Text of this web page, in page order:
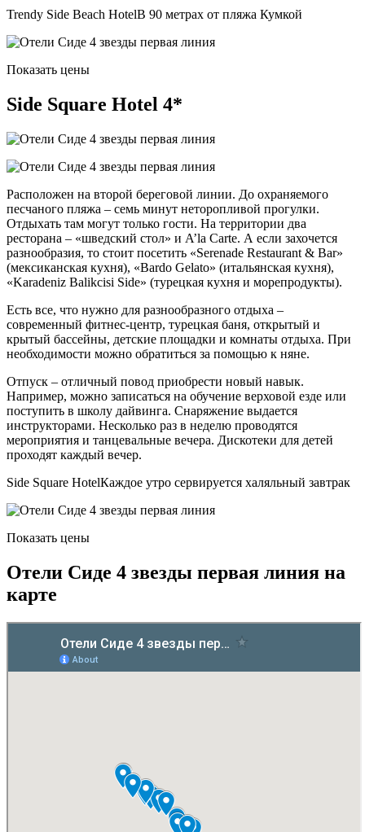
Trendy Side Beach HotelВ 90 метрах от пляжа Кумкой
Показать цены
Side Square Hotel 4*
Расположен на второй береговой линии. До охраняемого
песчаного пляжа – семь минут неторопливой прогулки.
Отдыхать там могут только гости. На территории два
ресторана – «шведский стол» и A’la Carte. А если захочется
разнообразия, то стоит посетить «Serenade Restaurant & Bar»
(мексиканская кухня), «Bardo Gelato» (итальянская кухня),
«Karadeniz Balikcisi Side» (турецкая кухня и морепродукты).
Есть все, что нужно для разнообразного отдыха –
современный фитнес-центр, турецкая баня, открытый и
крытый бассейны, детские площадки и комнаты отдыха. При
необходимости можно обратиться за помощью к няне.
Отпуск – отличный повод приобрести новый навык.
Например, можно записаться на обучение верховой езде или
поступить в школу дайвинга. Снаряжение выдается
инструкторами. Несколько раз в неделю проводятся
мероприятия и танцевальные вечера. Дискотеки для детей
проходят каждый вечер.
Side Square HotelКаждое утро сервируется халяльный завтрак
Показать цены
Отели Сиде 4 звезды первая линия на
карте